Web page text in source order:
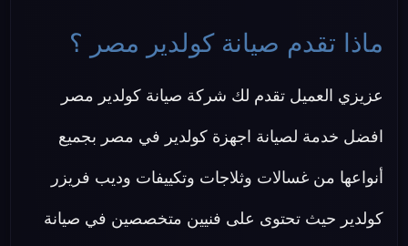
ماذا تقدم صيانة كولدير مصر ؟
عزيزي العميل تقدم لك شركة صيانة كولدير مصر
افضل خدمة لصيانة اجهزة كولدير في مصر بجميع
أنواعها من غسالات وثلاجات وتكييفات وديب فريزر
كولدير حيث تحتوى على فنيين متخصصين في صيانة